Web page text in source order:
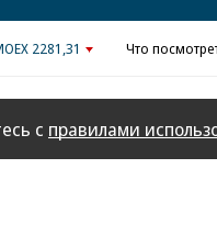
2281,31 Что
с правилами